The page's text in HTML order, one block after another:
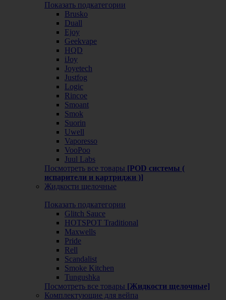
Показать подкатегории
Brusko
Duall
Ejoy
Geekvape
HQD
iJoy
Joyetech
Justfog
Logic
Rincoe
Smoant
Smok
Suorin
Uwell
Vaporesso
VooPoo
Juul Labs
Посмотреть все товары [POD системы (
испарители и картриджи )]
Жидкости щелочные
Показать подкатегории
Glitch Sauce
HOTSPOT Traditional
Maxwells
Pride
Rell
Scandalist
Smoke Kitchen
Tungushka
Посмотреть все товары [Жидкости щелочные]
Комплектующие для вейпа